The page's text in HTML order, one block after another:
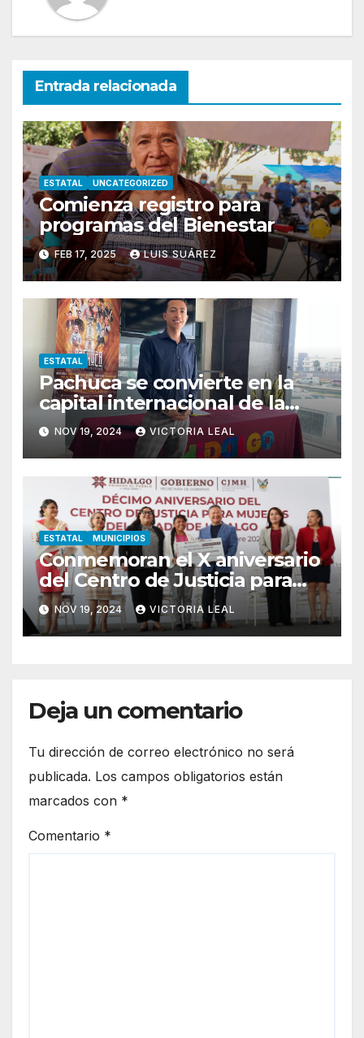
Entrada relacionada
ESTATAL UNCATEGORIZED
Comienza registro para
programas del Bienestar
FEB 17, 2025 LUIS SUÁREZ
ESTATAL
Pachuca se convierte en la
capital internacional de la
salsa
NOV 19, 2024 VICTORIA LEAL
ESTATAL MUNICIPIOS
Conmemoran el X aniversario
del Centro de Justicia para
Mujeres de Hidalgo
NOV 19, 2024 VICTORIA LEAL
Deja un comentario
Tu dirección de correo electrónico no será
publicada. Los campos obligatorios están
marcados con *
Comentario *